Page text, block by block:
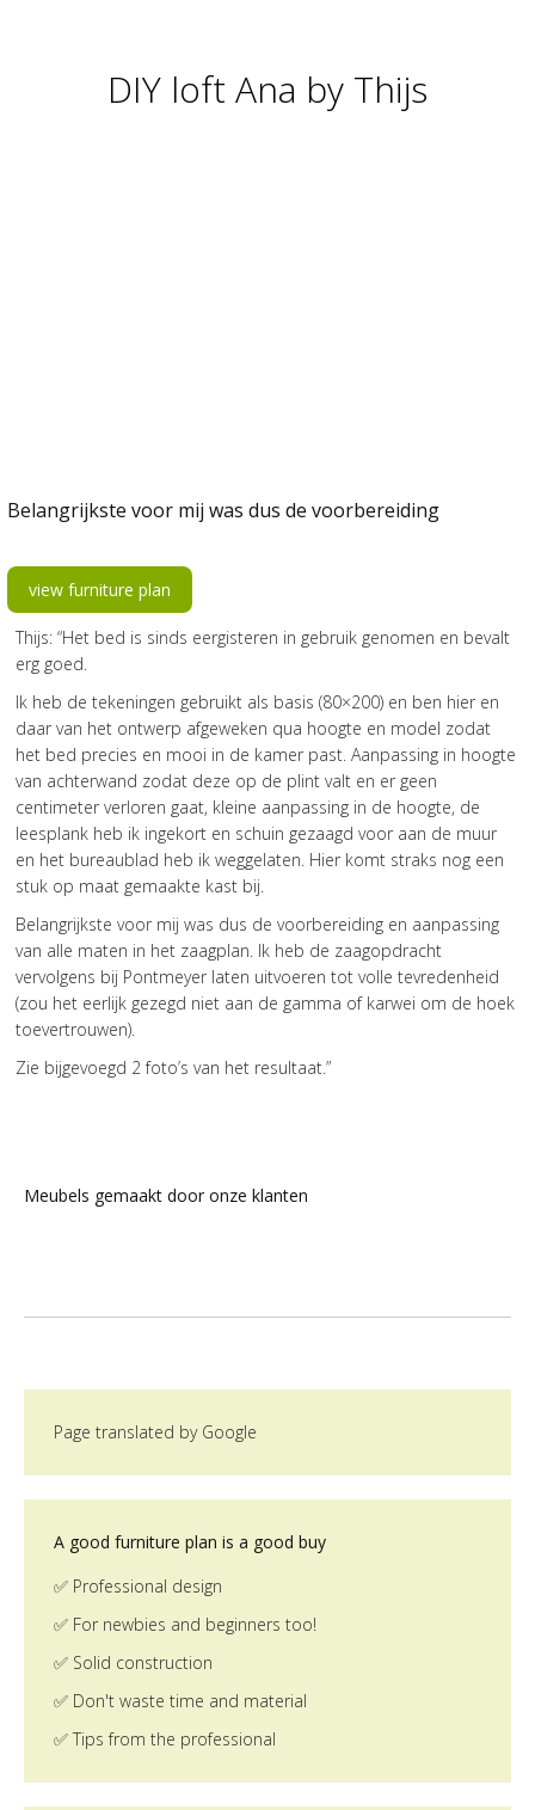
DIY loft Ana by Thijs
You are here:
Belangrijkste voor mij was dus de voorbereiding
view furniture plan
Thijs: “Het bed is sinds eergisteren in gebruik genomen en bevalt
erg goed.
Ik heb de tekeningen gebruikt als basis (80×200) en ben hier en
daar van het ontwerp afgeweken qua hoogte en model zodat
het bed precies en mooi in de kamer past. Aanpassing in hoogte
van achterwand zodat deze op de plint valt en er geen
centimeter verloren gaat, kleine aanpassing in de hoogte, de
leesplank heb ik ingekort en schuin gezaagd voor aan de muur
en het bureaublad heb ik weggelaten. Hier komt straks nog een
stuk op maat gemaakte kast bij.
Belangrijkste voor mij was dus de voorbereiding en aanpassing
van alle maten in het zaagplan. Ik heb de zaagopdracht
vervolgens bij Pontmeyer laten uitvoeren tot volle tevredenheid
(zou het eerlijk gezegd niet aan de gamma of karwei om de hoek
toevertrouwen).
Zie bijgevoegd 2 foto’s van het resultaat.”
Meubels gemaakt door onze klanten
Page translated by Google
A good furniture plan is a good buy
✅ Professional design
✅ For newbies and beginners too!
✅ Solid construction
✅ Don't waste time and material
✅ Tips from the professional